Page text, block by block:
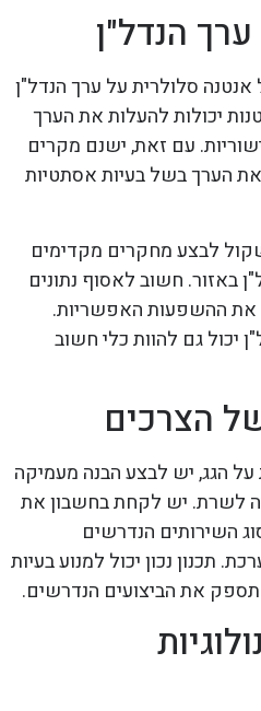
סלולרית על ערך הנדל"ן
יכולות להעלות את הערך
עם זאת, ישנם מקרים
הערך בשל בעיות אסתטיות
לבצע מחקרים מקדימים
באזור. חשוב לאסוף נתונים
את ההשפעות האפשריות.
יכול גם להוות כלי חשוב
הצרכים
הגג, יש לבצע הבנה מעמיקה
לשרת. יש לקחת בחשבון את
השירותים הנדרשים
תכנון נכון יכול למנוע בעיות
את הביצועים הנדרשים.